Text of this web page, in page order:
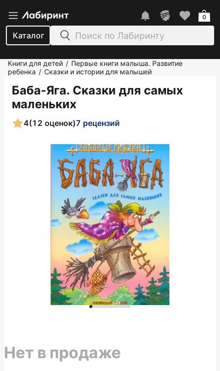
Каталог
0
Книги для детей / Первые книги малыша. Развитие
ребенка / Сказки и истории для малышей
Баба-Яга. Сказки для самых
маленьких
4(12 оценок)7 рецензий
Нет в продаже